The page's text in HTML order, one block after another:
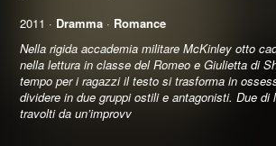
2011 · Dramma · Romance
Nella rigida accademia militare McKinley otto
nella lettura in classe del Romeo e Giulietta di
tempo per i ragazzi il testo si trasforma in
dividere in due gruppi ostili e antagonisti. Due di
travolti da un’improvv